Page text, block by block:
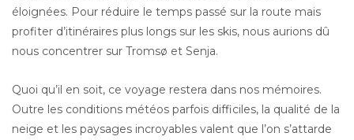
éloignées. Pour réduire le temps passé sur la route mais
profiter d’itinéraires plus longs sur les skis, nous aurions dû
nous concentrer sur Tromsø et Senja.
Quoi qu’il en soit, ce voyage restera dans nos mémoires.
Outre les conditions météos parfois difficiles, la qualité de la
neige et les paysages incroyables valent que l’on s’attarde